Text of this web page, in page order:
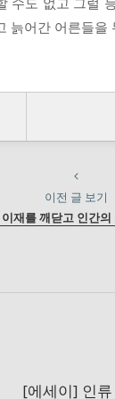
늙어간 어른들을
이전 글 보기
재를 깨닫고 인간의
[에세이] 인